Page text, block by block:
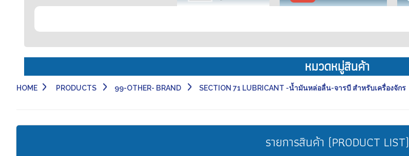
หมวดหมู่สินค้า
HOME PRODUCTS 99-OTHER- BRAND SECTION 71 LUBRICANT -น้ำมันหล่อลื่น-จารบี สำหรับเครื่องจักร
รายการสินค้า (PRODUCT LIST)